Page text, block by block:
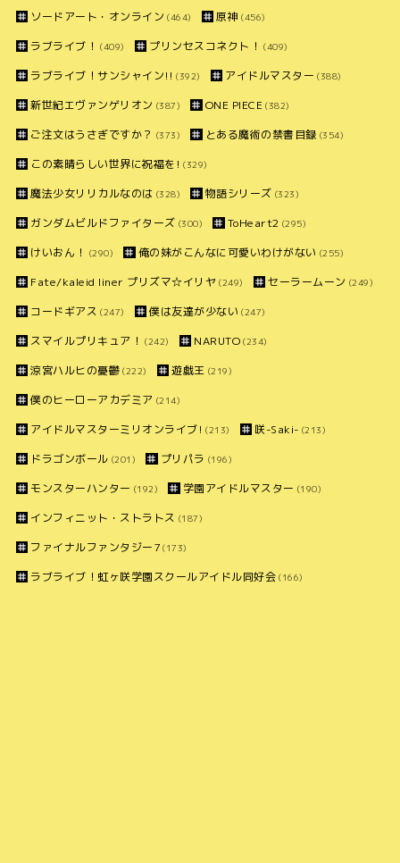
ソードアート・オンライン (464) 原神 (456)
ラブライブ！ (409) プリンセスコネクト！ (409)
ラブライブ！サンシャイン!! (392) アイドルマスター (388)
新世紀エヴァンゲリオン (387) ONE PIECE (382)
ご注文はうさぎですか？ (373) とある魔術の禁書目録 (354)
この素晴らしい世界に祝福を! (329)
魔法少女リリカルなのは (328) 物語シリーズ (323)
ガンダムビルドファイターズ (300) ToHeart2 (295)
けいおん！ (290) 俺の妹がこんなに可愛いわけがない (255)
Fate/kaleid liner プリズマ☆イリヤ (249) セーラームーン (249)
コードギアス (247) 僕は友達が少ない (247)
スマイルプリキュア！ (242) NARUTO (234)
涼宮ハルヒの憂鬱 (222) 遊戯王 (219)
僕のヒーローアカデミア (214)
アイドルマスターミリオンライブ! (213) 咲-Saki- (213)
ドラゴンボール (201) プリパラ (196)
モンスターハンター (192) 学園アイドルマスター (190)
インフィニット・ストラトス (187)
ファイナルファンタジー7 (173)
ラブライブ！虹ヶ咲学園スクールアイドル同好会 (166)